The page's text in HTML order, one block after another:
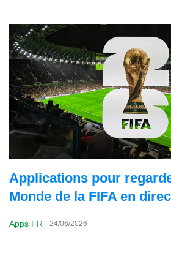
Applications pour
Monde de la FIFA en
Apps FR - 24/06/2026